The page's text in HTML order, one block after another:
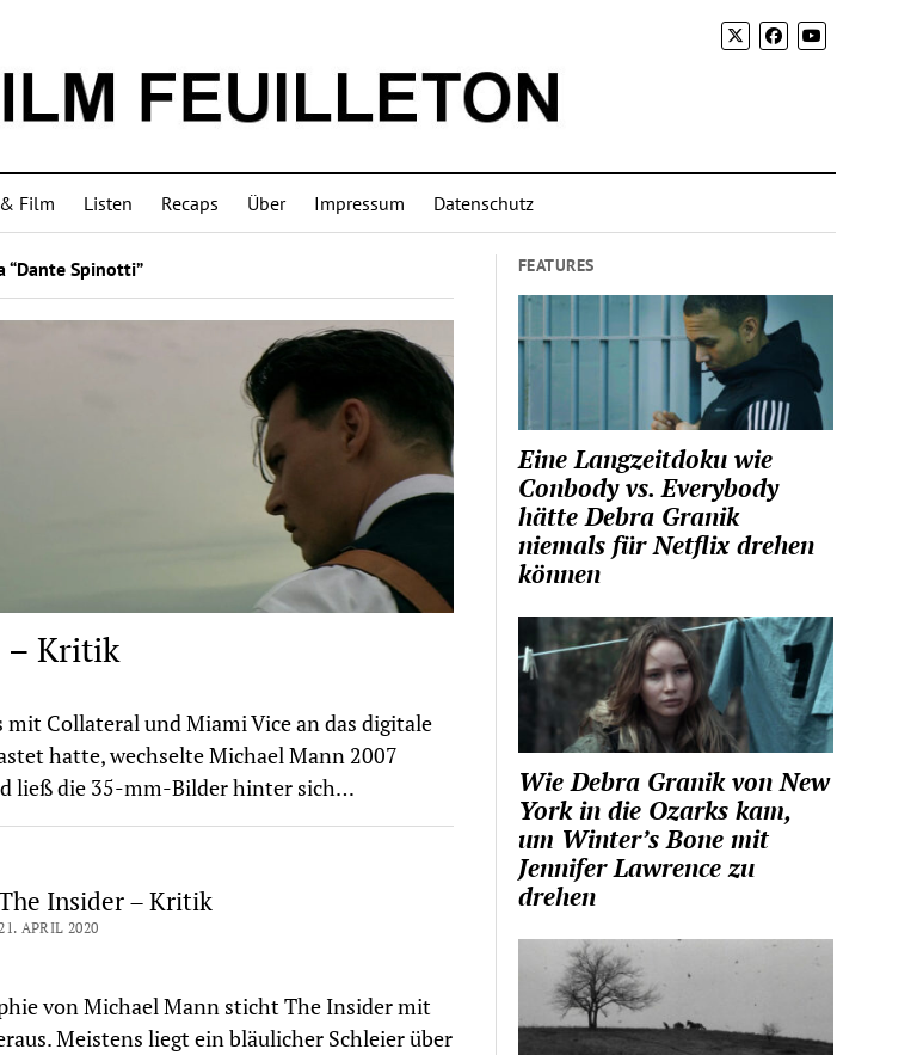
Film Listen Recaps Über Impressum Datenschutz
“Dante Spinotti”
– Kritik
mit Collateral und Miami Vice an das digitale
hatte, wechselte Michael Mann 2007
ließ die 35-mm-Bilder hinter sich…
Insider – Kritik
21. APRIL 2020
von Michael Mann sticht The Insider mit
Meistens liegt ein bläulicher Schleier über
FEATURES
Eine Langzeitdoku wie
Conbody vs. Everybody
hätte Debra Granik
niemals für Netflix drehen
können
Wie Debra Granik von New
York in die Ozarks kam,
um Winter’s Bone mit
Jennifer Lawrence zu
drehen